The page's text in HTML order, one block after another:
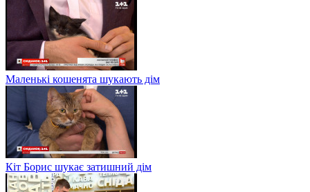
Маленькі кошенята шукають дім
Кіт Борис шукає затишний дім